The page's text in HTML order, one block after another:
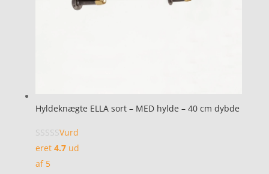
Hyldeknægte ELLA sort – MED hylde – 40 cm dybde
Vurd
eret 4.7ud
af 5